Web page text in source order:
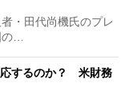
・田代尚機氏のプレ
…
するのか？ 米財務